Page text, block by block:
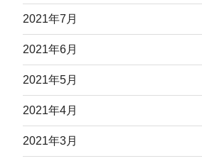
2021年7月
2021年6月
2021年5月
2021年4月
2021年3月